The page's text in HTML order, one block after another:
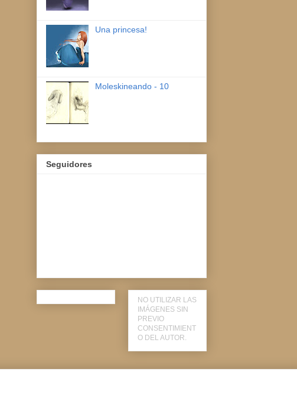
Una princesa!
Moleskineando - 10
Seguidores
NO UTILIZAR LAS
IMÁGENES SIN
PREVIO
CONSENTIMIENT
O DEL AUTOR.